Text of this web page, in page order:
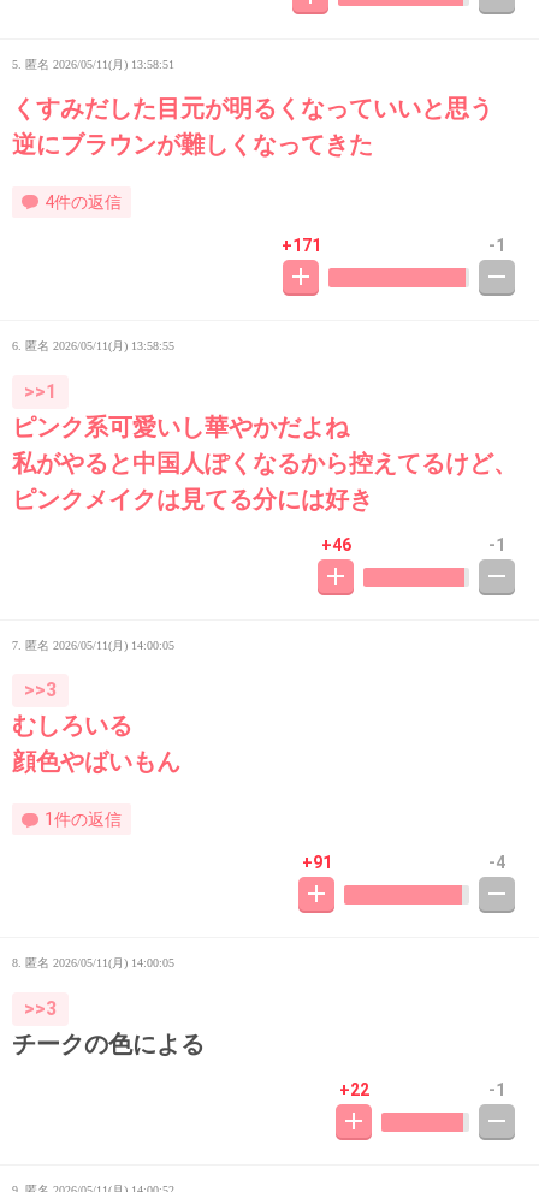
5. 匿名 2026/05/11(月) 13:58:51
くすみだした目元が明るくなっていいと思う
逆にブラウンが難しくなってきた
4件の返信
+171 -1
6. 匿名 2026/05/11(月) 13:58:55
>>1
ピンク系可愛いし華やかだよね
私がやると中国人ぽくなるから控えてるけど、
ピンクメイクは見てる分には好き
+46 -1
7. 匿名 2026/05/11(月) 14:00:05
>>3
むしろいる
顔色やばいもん
1件の返信
+91 -4
8. 匿名 2026/05/11(月) 14:00:05
>>3
チークの色による
+22 -1